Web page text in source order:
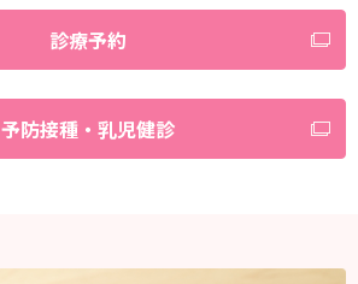
診療予約
予防接種・乳児健診